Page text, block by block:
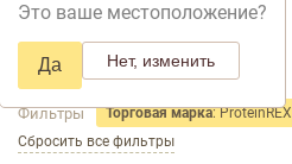
Это ваше местоположение?
Да Нет, изменить
Добавить фильтр товаров
по популярности по названию
Фильтры Торговая марка: ProteinREX
Сбросить все фильтры